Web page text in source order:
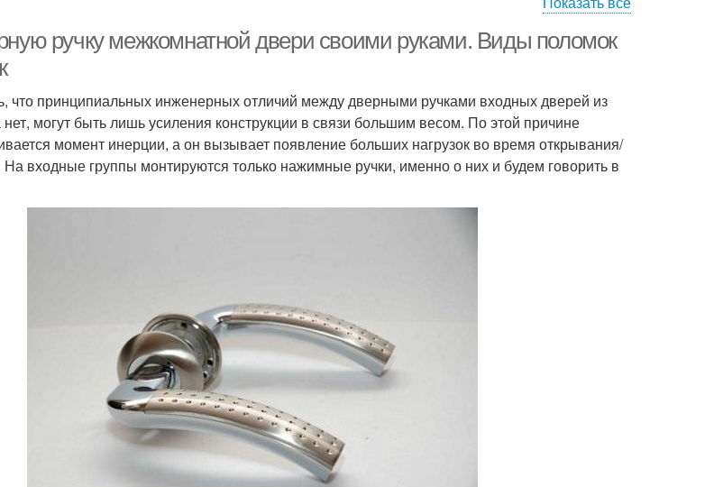
Ручка на межкомнатной
двери
Ручки на межкомнатных
дверях
Ручка на входной двери
двери
двери
Коронка для дверной
ручки
Ручки для китайских
дверей
Наружная ручка Задний ручка
ручку межкомнатной двери своими руками. Виды поломок
что принципиальных инженерных отличий между дверными ручками входных дверей из
могут быть лишь усиления конструкции в связи большим весом. По этой причине
момент инерции, а он вызывает появление больших нагрузок во время открывания/
входные группы монтируются только нажимные ручки, именно о них и будем говорить в